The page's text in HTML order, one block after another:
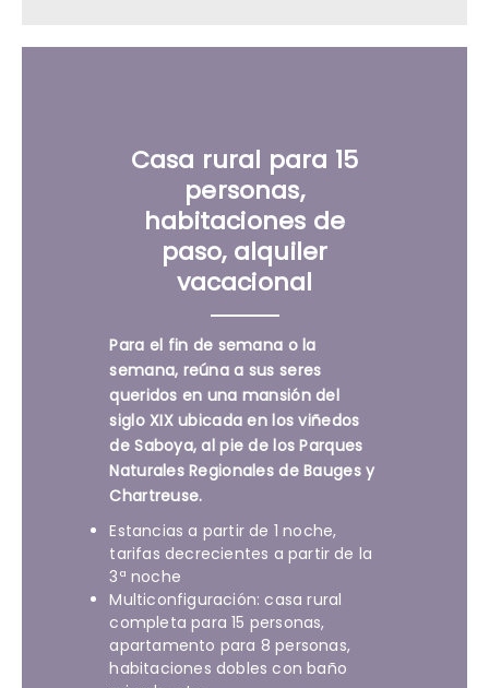
Casa rural para 15
personas,
habitaciones de
paso, alquiler
vacacional
Para el fin de semana o la
semana, reúna a sus seres
queridos en una mansión del
siglo XIX ubicada en los viñedos
de Saboya, al pie de los Parques
Naturales Regionales de Bauges y
Chartreuse.
Estancias a partir de 1 noche,
tarifas decrecientes a partir de la
3ª noche
Multiconfiguración: casa rural
completa para 15 personas,
apartamento para 8 personas,
habitaciones dobles con baño